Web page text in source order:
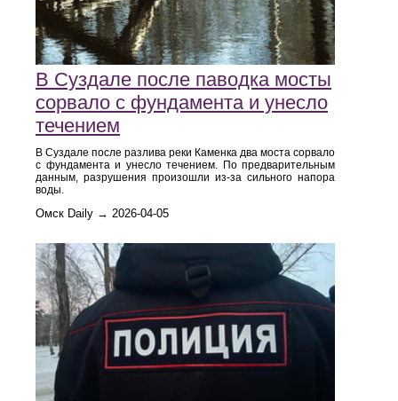
В Суздале после паводка мосты
сорвало с фундамента и унесло
течением
В Суздале после разлива реки Каменка два моста сорвало
с фундамента и унесло течением. По предварительным
данным, разрушения произошли из-за сильного напора
воды.
Омск Daily → 2026-04-05